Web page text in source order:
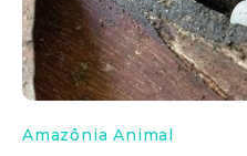
Amazônia
Amazônia Animal